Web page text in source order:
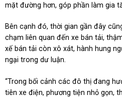
mặt đường hơn, góp phần làm gia
Bên cạnh đó, thời gian gần đây
chạm liên quan đến xe bán tải,
xế bán tải còn xô xát, hành hung
ngại trong dư luận.
“Trong bối cảnh các đô thị đang
tiên xe điện, phương tiện nhỏ gọn,